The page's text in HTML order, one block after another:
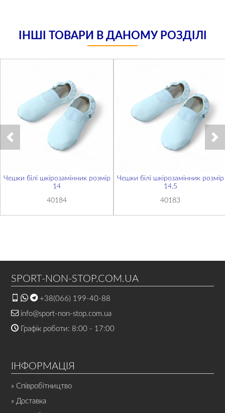
ІНШІ ТОВАРИ В ДАНОМУ РОЗДІЛІ
Чешки білі шкірозамінник розмір
14
40184
Чешки білі шкірозамінник розмір
14,5
40183
SPORT-NON-STOP.COM.UA
+38(066) 199-40-88
info@sport-non-stop.com.ua
Графік роботи: 8:00 - 17:00
ІНФОРМАЦІЯ
» Співробітництво
» Доставка